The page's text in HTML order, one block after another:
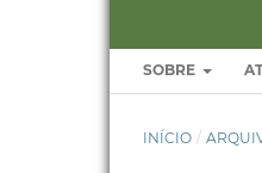
SOBRE
INÍCIO /